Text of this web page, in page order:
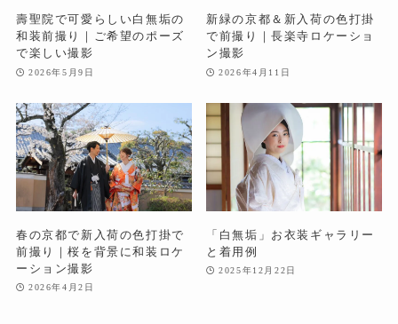
壽聖院で可愛らしい白無垢の
和装前撮り｜ご希望のポーズ
で楽しい撮影
2026年5月9日
新緑の京都＆新入荷の色打掛
で前撮り｜長楽寺ロケーショ
ン撮影
2026年4月11日
春の京都で新入荷の色打掛で
前撮り｜桜を背景に和装ロケ
ーション撮影
2026年4月2日
「白無垢」お衣装ギャラリー
と着用例
2025年12月22日